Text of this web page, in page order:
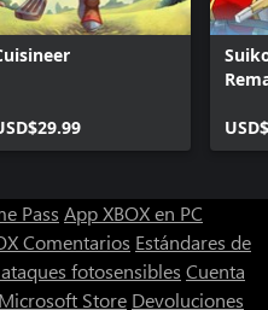
Pass App XBOX en PC
Comentarios Estándares de
fotosensibles Cuenta
Store Devoluciones